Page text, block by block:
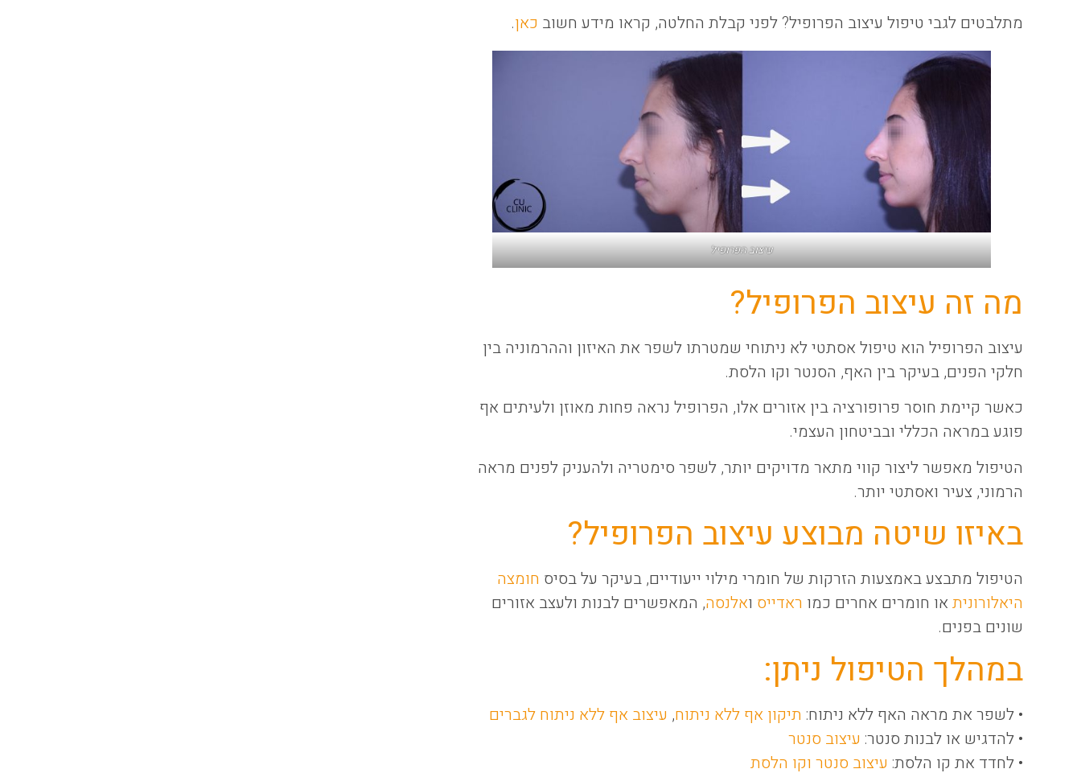
מתלבטים לגבי טיפול עיצוב הפרופיל? לפני קבלת החלטה, קראו מידע חשוב כאן.
עיצוב הפרופיל
מה זה עיצוב הפרופיל?
עיצוב הפרופיל הוא טיפול אסתטי לא ניתוחי שמטרתו לשפר את האיזון וההרמוניה בין
חלקי הפנים, בעיקר בין האף, הסנטר וקו הלסת.
כאשר קיימת חוסר פרופורציה בין אזורים אלו, הפרופיל נראה פחות מאוזן ולעיתים אף
פוגע במראה הכללי ובביטחון העצמי.
הטיפול מאפשר ליצור קווי מתאר מדויקים יותר, לשפר סימטריה ולהעניק לפנים מראה
הרמוני, צעיר ואסתטי יותר.
באיזו שיטה מבוצע עיצוב הפרופיל?
הטיפול מתבצע באמצעות הזרקות של חומרי מילוי ייעודיים, בעיקר על בסיס חומצה
היאלורונית או חומרים אחרים כמו ראדייס ואלנסה, המאפשרים לבנות ולעצב אזורים
שונים בפנים.
במהלך הטיפול ניתן:
• לשפר את מראה האף ללא ניתוח: תיקון אף ללא ניתוח, עיצוב אף ללא ניתוח לגברים
• להדגיש או לבנות סנטר: עיצוב סנטר
• לחדד את קו הלסת: עיצוב סנטר וקו הלסת